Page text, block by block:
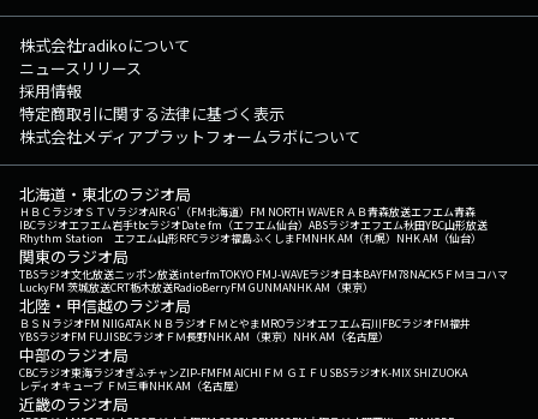
株式会社radikoについて
ニュースリリース
採用情報
特定商取引に関する法律に基づく表示
株式会社メディアプラットフォームラボについて
北海道・東北のラジオ局
ＨＢＣラジオＳＴＶラジオAIR-G'（FM北海道） FM NORTH WAVEＲＡＢ青森放送エフエム青森
IBCラジオエフエム岩手tbcラジオDate fm（エフエム仙台） ABSラジオエフエム秋田YBC山形放送
Rhythm Station エフエム山形RFCラジオ福島ふくしまFMNHK AM（札幌） NHK AM（仙台）
関東のラジオ局
TBSラジオ文化放送ニッポン放送interfmTOKYO FMJ-WAVEラジオ日本BAYFM78NACK5 ＦＭヨコハマ
LuckyFM 茨城放送CRT栃木放送RadioBerryFM GUNMANHK AM（東京）
北陸・甲信越のラジオ局
ＢＳＮラジオFM NIIGATAＫＮＢラジオ ＦＭとやまMROラジオエフエム石川FBCラジオFM福井
YBSラジオFM FUJISBCラジオ ＦＭ長野NHK AM（東京） NHK AM（名古屋）
中部のラジオ局
CBCラジオ東海ラジオぎふチャンZIP-FMFM AICHI ＦＭ ＧＩＦＵ SBSラジオK-MIX SHIZUOKA
レディオキューブ ＦＭ三重NHK AM（名古屋）
近畿のラジオ局